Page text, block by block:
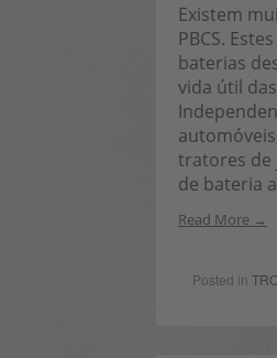
Existem
PBCS.
baterias
vida útil
tratores de
de bateria
Read More
Posted in